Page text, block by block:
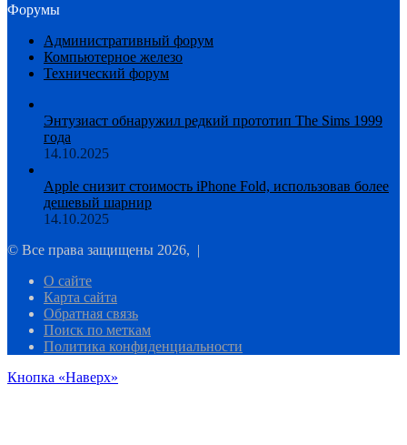
Форумы
Административный форум
Компьютерное железо
Технический форум
Энтузиаст обнаружил редкий прототип The Sims 1999
года
14.10.2025
Apple снизит стоимость iPhone Fold, использовав более
дешевый шарнир
14.10.2025
© Все права защищены 2026, |
О сайте
Карта сайта
Обратная связь
Поиск по меткам
Политика конфиденциальности
Кнопка «Наверх»